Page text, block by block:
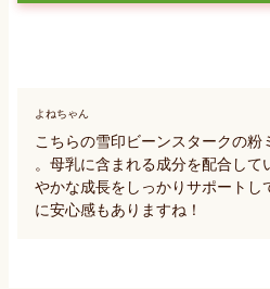
よねちゃん
こちらの雪印ビーンスタークの
。母乳に含まれる成分を配合して
やかな成長をしっかりサポートし
に安心感もありますね！